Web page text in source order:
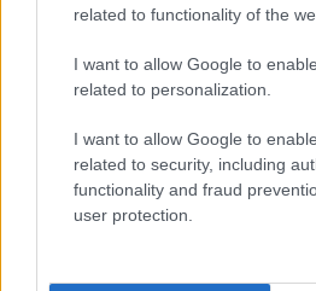
related to functionality of the
I want to allow Google to
related to personalization.
I want to allow Google to
related to security, including
functionality and fraud
user protection.
pümpös:túl sokat nem tudok
hanggal kapcsolatban viszont nem
abszolut nem tudok semmit.Bocsi!Am
Gambesz
2009-10-20 20:24:33
benne